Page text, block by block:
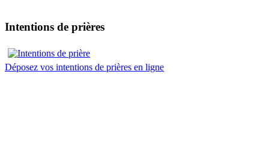
Intentions de prières
Déposez vos intentions de prières en ligne